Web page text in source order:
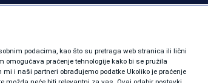
podacima, kao što su pretraga web stranica ili lični
praćenje tehnologije kako bi se pružila
i naši partneri obrađujemo podatke Ukoliko je praćenje